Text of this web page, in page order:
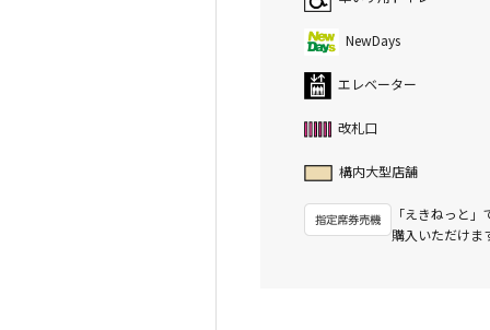
NewDays
エレベーター
改札口
構内大型店舗
「えきねっと
購入いただけま